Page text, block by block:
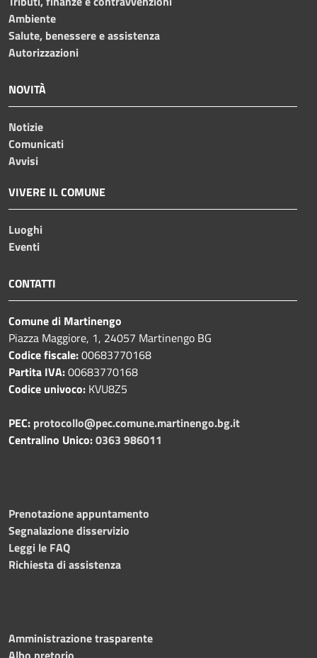
Ambiente
Salute, benessere e assistenza
Autorizzazioni
NOVITÀ
Notizie
Comunicati
Avvisi
VIVERE IL COMUNE
Luoghi
Eventi
CONTATTI
Comune di Martinengo
Piazza Maggiore, 1, 24057 Martinengo BG
Codice fiscale:00683770168
Partita IVA:00683770168
Codice univoco: KVU8Z5
PEC: protocollo@pec.comune.martinengo.bg.it
Centralino Unico:0363 986011
Prenotazione appuntamento
Segnalazione disservizio
Leggi le FAQ
Richiesta di assistenza
Amministrazione trasparente